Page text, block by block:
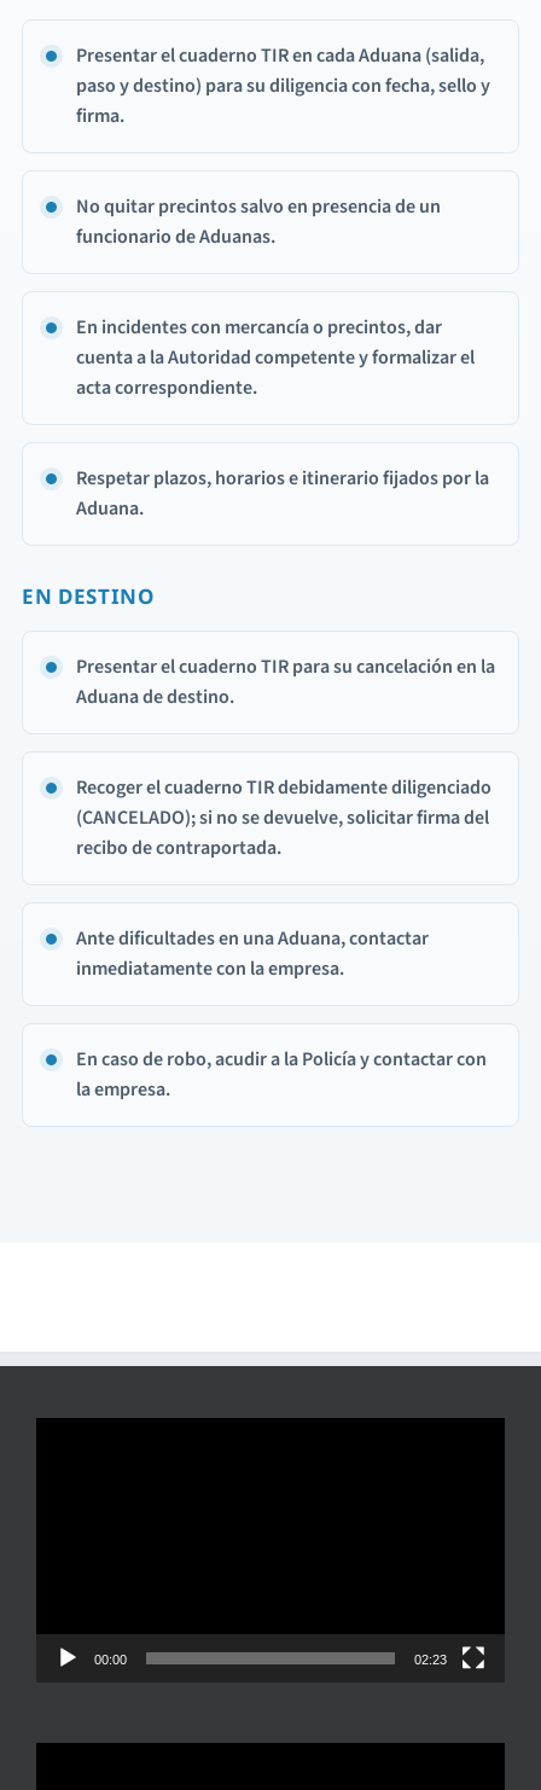
Presentar el cuaderno TIR en cada Aduana (salida,
paso y destino) para su diligencia con fecha, sello y
firma.
No quitar precintos salvo en presencia de un
funcionario de Aduanas.
En incidentes con mercancía o precintos, dar
cuenta a la Autoridad competente y formalizar el
acta correspondiente.
Respetar plazos, horarios e itinerario fijados por la
Aduana.
EN DESTINO
Presentar el cuaderno TIR para su cancelación en la
Aduana de destino.
Recoger el cuaderno TIR debidamente diligenciado
(CANCELADO); si no se devuelve, solicitar firma del
recibo de contraportada.
Ante dificultades en una Aduana, contactar
inmediatamente con la empresa.
En caso de robo, acudir a la Policía y contactar con
la empresa.
00:00 02:23